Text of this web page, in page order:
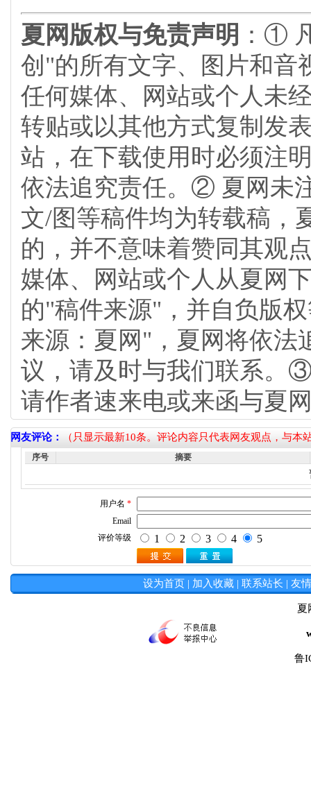
夏网版权与免责声明 ：①
创"的所有文字、图片和音
任何媒体、网站或个人未
转贴或以其他方式复制发
站，在下载使用时必须注
依法追究责任。② 夏网未
文/图等稿件均为转载稿，
的，并不意味着赞同其观
媒体、网站或个人从夏网
的"稿件来源"，并自负版
来源：夏网"，夏网将依法
议，请及时与我们联系。
请作者速来电或来函与夏
网友评论： （只显示最新10条。评论内容只代表网友观点，与本
序号 摘要
设为首页 | 加入收藏 | 联系站长 | 友
夏
鲁